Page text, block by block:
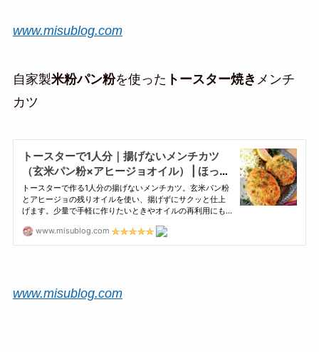
www.misublog.com
自家製米粉パン粉を使った トースター焼き メンチ
カツ
www.misublog.com